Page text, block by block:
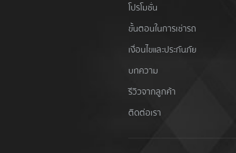
โปรโมชั่น
ขั้นตอนในการเช่ารถ
เงื่อนไขและประกันภัย
บทความ
รีวิวจากลูกค้า
ติดต่อเรา